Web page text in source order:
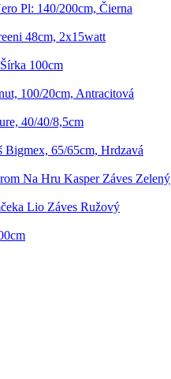
Pl: 140/200cm, Čierna
48cm, 2x15watt
100cm
100/20cm, Antracitová
40/40/8,5cm
Bigmex, 65/65cm, Hrdzavá
Na Hru Kasper Záves Zelený
Lio Záves Ružový